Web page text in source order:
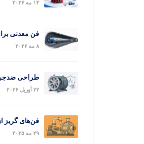
۱۴ مه ۲۰۲۶
۸ مه ۲۰۲۶
۲۲ آوریل ۲۰۲۶
۲۹ مه ۲۰۲۵